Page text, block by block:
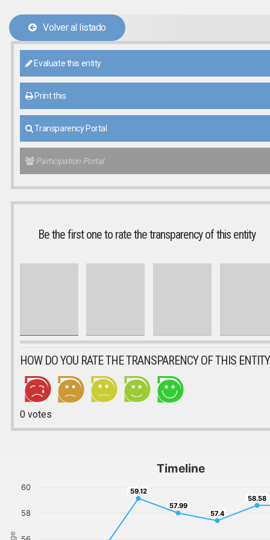
Volver al listado
Evaluate this entity
Print this
Transparency Portal
Participation Portal
Be the first one to rate the transparency of this entity
HOW DO YOU RATE THE TRANSPARENCY OF THIS
0votes
Timeline
59.12
59.12
57.99
57.99
57.4
57.4
58.58
58.58
58
60